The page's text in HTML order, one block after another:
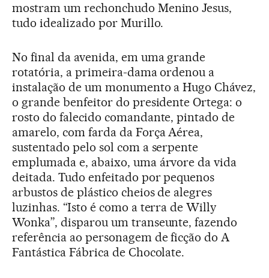
mostram um rechonchudo Menino Jesus,
tudo idealizado por Murillo.
No final da avenida, em uma grande
rotatória, a primeira-dama ordenou a
instalação de um monumento a Hugo Chávez,
o grande benfeitor do presidente Ortega: o
rosto do falecido comandante, pintado de
amarelo, com farda da Força Aérea,
sustentado pelo sol com a serpente
emplumada e, abaixo, uma árvore da vida
deitada. Tudo enfeitado por pequenos
arbustos de plástico cheios de alegres
luzinhas. “Isto é como a terra de Willy
Wonka”, disparou um transeunte, fazendo
referência ao personagem de ficção do A
Fantástica Fábrica de Chocolate.